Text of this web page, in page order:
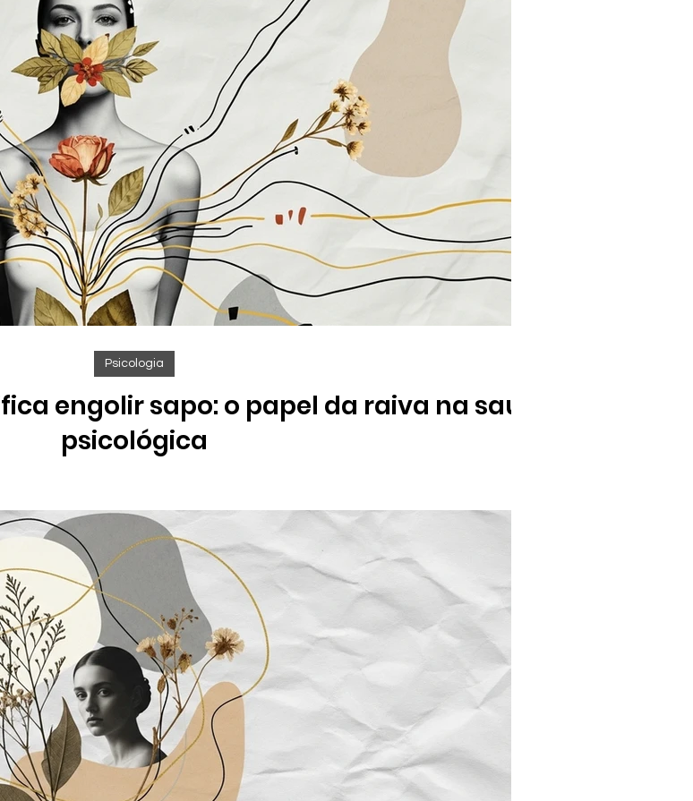
engolir sapo: o papel da raiva na saúde
psicológica
Psicologia